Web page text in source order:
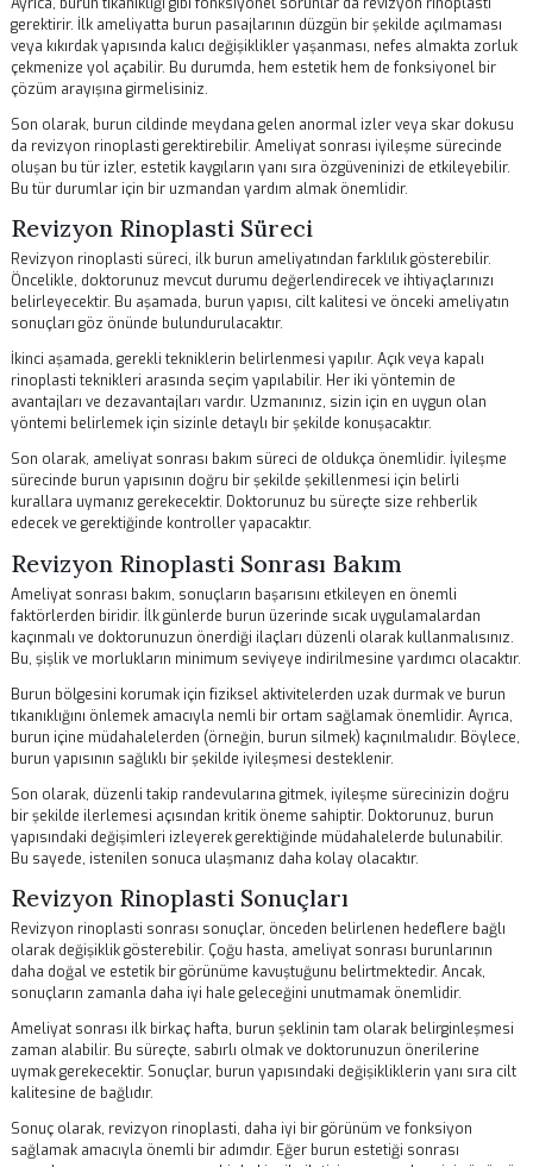
ulaşın.
Revizyon Rinoplasti Gereksinimi
Burun estetiği sonrası yaşanan en yaygın sorunlar arasında asimetri
şekil bozuklukları yer almaktadır. Eğer burun görünümünüzde
dengesizlik varsa, bu durum revizyon rinoplasti ihtiyacını işaret
Burun ucu, kemer veya yan profildeki düzensizlikler, estetik açıdan
edici olmayabilir.
Ayrıca, burun tıkanıklığı gibi fonksiyonel sorunlar da revizyon
gerektirir. İlk ameliyatta burun pasajlarının düzgün bir şekilde
veya kıkırdak yapısında kalıcı değişiklikler yaşanması, nefes almakta
çekmenize yol açabilir. Bu durumda, hem estetik hem de fonksiyonel
çözüm arayışına girmelisiniz.
Son olarak, burun cildinde meydana gelen anormal izler veya skar
da revizyon rinoplasti gerektirebilir. Ameliyat sonrası iyileşme
oluşan bu tür izler, estetik kaygıların yanı sıra özgüveninizi de
Bu tür durumlar için bir uzmandan yardım almak önemlidir.
Revizyon Rinoplasti Süreci
Revizyon rinoplasti süreci, ilk burun ameliyatından farklılık
Öncelikle, doktorunuz mevcut durumu değerlendirecek ve
belirleyecektir. Bu aşamada, burun yapısı, cilt kalitesi ve önceki
sonuçları göz önünde bulundurulacaktır.
İkinci aşamada, gerekli tekniklerin belirlenmesi yapılır. Açık veya
rinoplasti teknikleri arasında seçim yapılabilir. Her iki yöntemin de
avantajları ve dezavantajları vardır. Uzmanınız, sizin için en uygun
yöntemi belirlemek için sizinle detaylı bir şekilde konuşacaktır.
Son olarak, ameliyat sonrası bakım süreci de oldukça önemlidir.
sürecinde burun yapısının doğru bir şekilde şekillenmesi için belirli
kurallara uymanız gerekecektir. Doktorunuz bu süreçte size rehberlik
edecek ve gerektiğinde kontroller yapacaktır.
Revizyon Rinoplasti Sonrası Bakım
Ameliyat sonrası bakım, sonuçların başarısını etkileyen en önemli
faktörlerden biridir. İlk günlerde burun üzerinde sıcak uygulamalardan
kaçınmalı ve doktorunuzun önerdiği ilaçları düzenli olarak
Bu, şişlik ve morlukların minimum seviyeye indirilmesine yardımcı
Burun bölgesini korumak için fiziksel aktivitelerden uzak durmak ve
tıkanıklığını önlemek amacıyla nemli bir ortam sağlamak önemlidir.
burun içine müdahalelerden (örneğin, burun silmek) kaçınılmalıdır.
burun yapısının sağlıklı bir şekilde iyileşmesi desteklenir.
Son olarak, düzenli takip randevularına gitmek, iyileşme sürecinizin
bir şekilde ilerlemesi açısından kritik öneme sahiptir. Doktorunuz,
yapısındaki değişimleri izleyerek gerektiğinde müdahalelerde